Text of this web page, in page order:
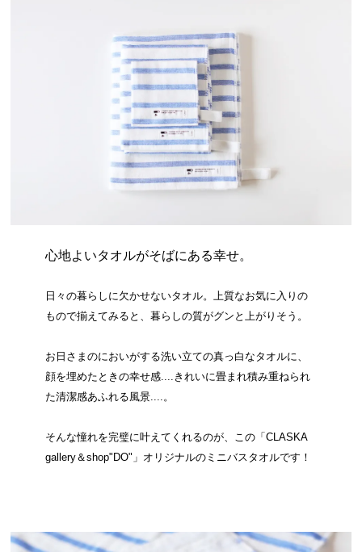
心地よいタオルがそばにある幸せ。
日々の暮らしに欠かせないタオル。上質なお気に入りの
もので揃えてみると、暮らしの質がグンと上がりそう。
お日さまのにおいがする洗い立ての真っ白なタオルに、
顔を埋めたときの幸せ感....きれいに畳まれ積み重ねられ
た清潔感あふれる風景....。
そんな憧れを完璧に叶えてくれるのが、この「CLASKA
gallery＆shop"DO"」オリジナルのミニバスタオルです！